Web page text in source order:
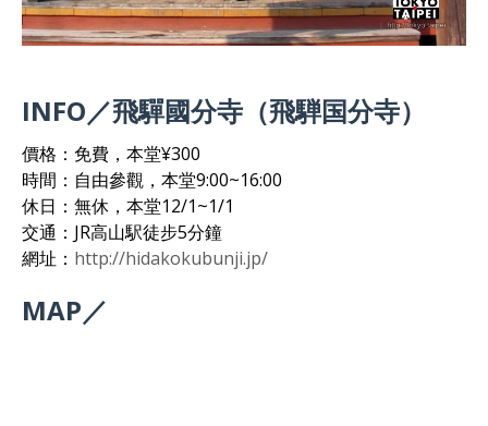
INFO／飛驒國分寺（飛騨国分寺）
價格：免費，本堂¥300
時間：自由參觀，本堂9:00~16:00
休日：無休，本堂12/1~1/1
交通：JR高山駅徒步5分鐘
網址： http://hidakokubunji.jp/
MAP／